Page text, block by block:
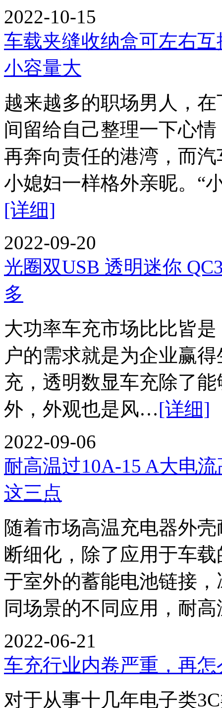
2022-10-15
车载夹缝收纳盒可左右
小容量大
越来越多的职场男人，
间留给自己整理一下心
再奔向责任的港湾，而
小媳妇一样格外亲昵。“
[详细]
2022-09-20
光圈双USB 透明迷你
多
大功率车充市场比比皆
户的需求就是为企业赢
充，透明数显车充除了
外，外观也是风…[详细]
2022-09-06
耐高温过10A-15 A大电
这三点
随着市场高温充电器外
断细化，除了应用于车
于室外的蓄能电池链接
同场景的不同应用，耐
2022-06-21
车充行业内卷严重，再
对于从事十几年电子类